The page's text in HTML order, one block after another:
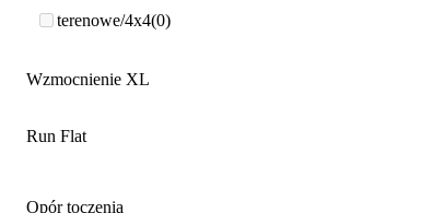
terenowe/4x4 0
Wzmocnienie XL
Run Flat
Opór toczenia